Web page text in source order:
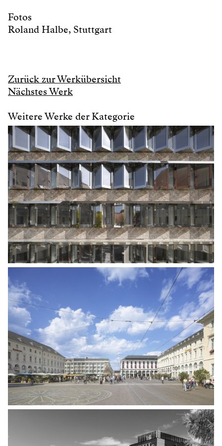
Fotos
Roland Halbe, Stuttgart
Zurück zur Werkübersicht
Nächstes Werk
Weitere Werke der Kategorie